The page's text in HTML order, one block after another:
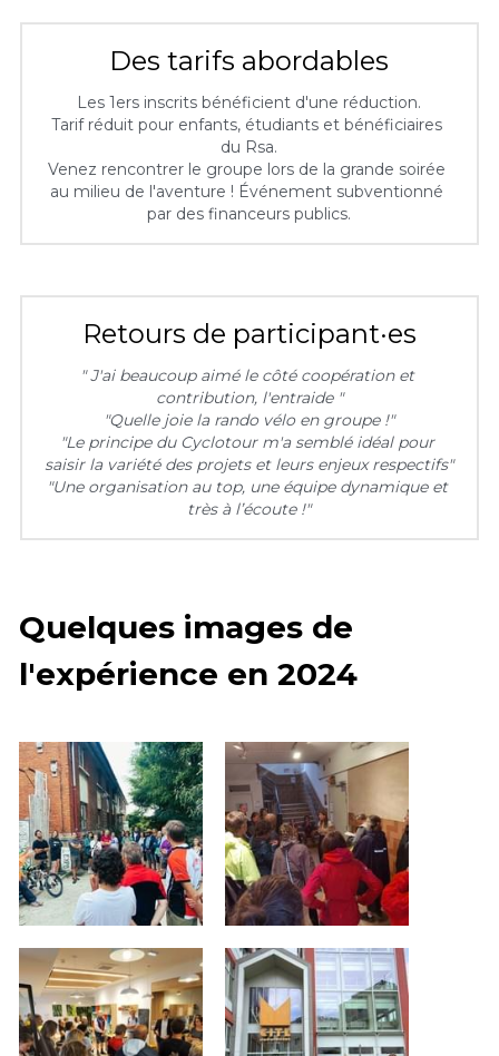
Des tarifs abordables
Les 1ers inscrits bénéficient d'une réduction.
Tarif réduit pour enfants, étudiants et bénéficiaires
du Rsa.
Venez rencontrer le groupe lors de la grande soirée
au milieu de l'aventure ! Événement subventionné
par des financeurs publics.
Retours de participant·es
" J'ai beaucoup aimé le côté coopération et
contribution, l'entraide "
"Quelle joie la rando vélo en groupe !"
"Le principe du Cyclotour m'a semblé idéal pour
saisir la variété des projets et leurs enjeux respectifs"
"Une organisation au top, une équipe dynamique et
très à l’écoute !"
Quelques images de
l'expérience en 2024